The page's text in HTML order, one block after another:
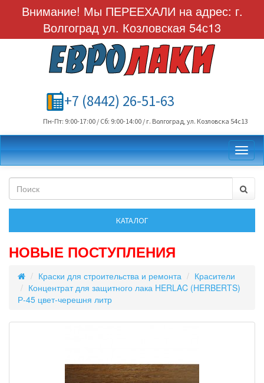
Внимание! Мы ПЕРЕЕХАЛИ на адрес: г.
Волгоград ул. Козловская 54с13
+7 (8442) 26-51-63
Пн-Пт: 9:00-17:00 / Сб: 9:00-14:00 / г. Волгоград, ул. Козловска 54с13
НОВЫЕ ПОСТУПЛЕНИЯ
Краски для строительства и ремонта
Красители
Концентрат для защитного лака HERLAC (HERBERTS)
Р-45 цвет-черешня литр